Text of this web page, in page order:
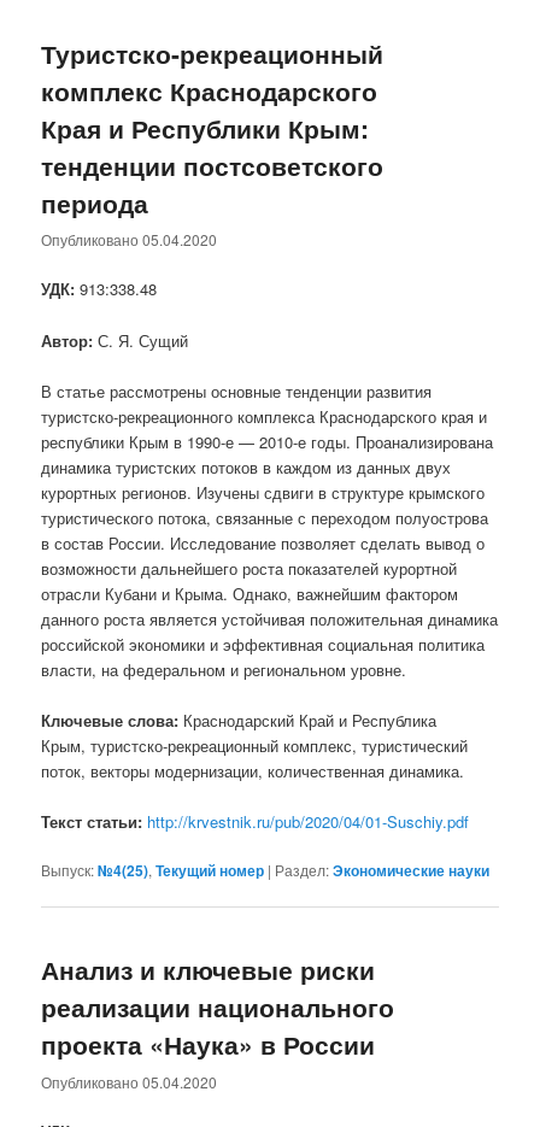
Туристско-рекреационный
комплекс Краснодарского
Края и Республики Крым:
тенденции постсоветского
периода
Опубликовано05.04.2020
УДК: 913:338.48
Автор: С. Я. Сущий
В статье рассмотрены основные тенденции развития
туристско-рекреационного комплекса Краснодарского края и
республики Крым в 1990-е — 2010-е годы. Проанализирована
динамика туристских потоков в каждом из данных двух
курортных регионов. Изучены сдвиги в структуре крымского
туристического потока, связанные с переходом полуострова
в состав России. Исследование позволяет сделать вывод о
возможности дальнейшего роста показателей курортной
отрасли Кубани и Крыма. Однако, важнейшим фактором
данного роста является устойчивая положительная динамика
российской экономики и эффективная социальная политика
власти, на федеральном и региональном уровне.
Ключевые слова: Краснодарский Край и Республика
Крым, туристско-рекреационный комплекс, туристический
поток, векторы модернизации, количественная динамика.
Текст статьи: http://krvestnik.ru/pub/2020/04/01-Suschiy.pdf
Выпуск:№4(25),Текущий номер | Раздел:Экономические науки
Анализ и ключевые риски
реализации национального
проекта «Наука» в России
Опубликовано05.04.2020